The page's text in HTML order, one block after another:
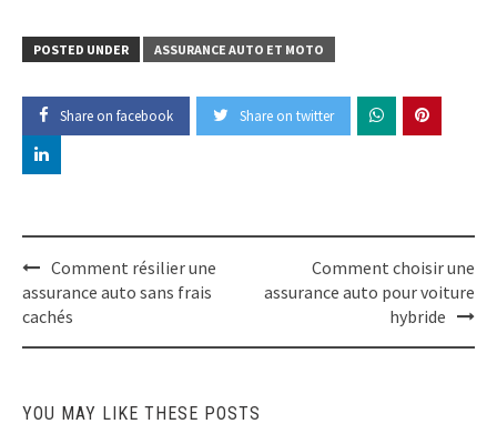
POSTED UNDER ASSURANCE AUTO ET MOTO
Share on facebook Share on twitter
Post
navigation
Comment résilier une
assurance auto sans frais
cachés
Comment choisir une
assurance auto pour voiture
hybride
YOU MAY LIKE THESE POSTS